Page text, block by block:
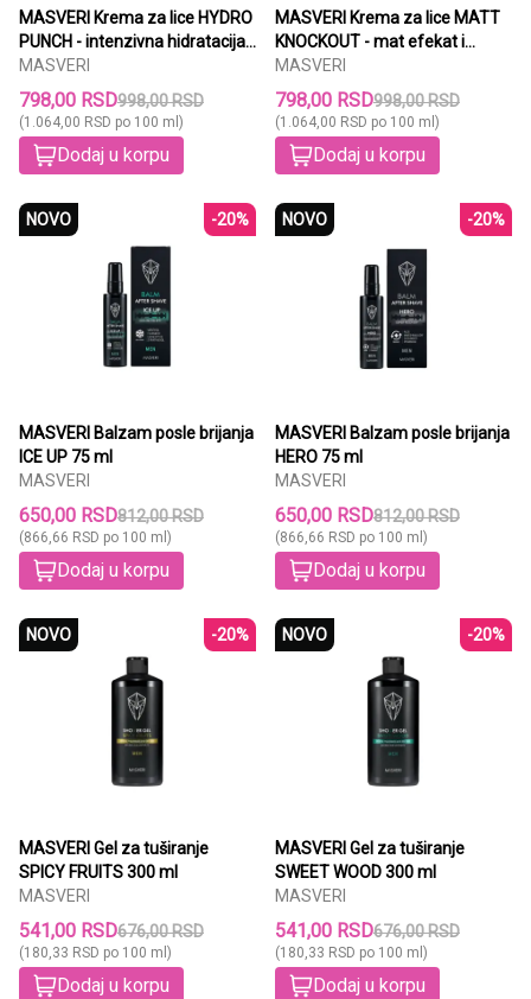
MASVERI Krema za lice HYDRO
PUNCH - intenzivna hidratacija
kože 75 ml
MASVERI
798,00 RSD998,00 RSD
(1.064,00 RSD po 100 ml)
Dodaj u korpu
MASVERI Krema za lice MATT
KNOCKOUT - mat efekat i
kontrola sjaja 75 ml
MASVERI
798,00 RSD998,00 RSD
(1.064,00 RSD po 100 ml)
Dodaj u korpu
NOVO -20%
MASVERI Balzam posle brijanja
ICE UP 75 ml
MASVERI
650,00 RSD812,00 RSD
(866,66 RSD po 100 ml)
Dodaj u korpu
NOVO -20%
MASVERI Balzam posle brijanja
HERO 75 ml
MASVERI
650,00 RSD812,00 RSD
(866,66 RSD po 100 ml)
Dodaj u korpu
NOVO -20%
MASVERI Gel za tuširanje
SPICY FRUITS 300 ml
MASVERI
541,00 RSD676,00 RSD
(180,33 RSD po 100 ml)
Dodaj u korpu
NOVO -20%
MASVERI Gel za tuširanje
SWEET WOOD 300 ml
MASVERI
541,00 RSD676,00 RSD
(180,33 RSD po 100 ml)
Dodaj u korpu